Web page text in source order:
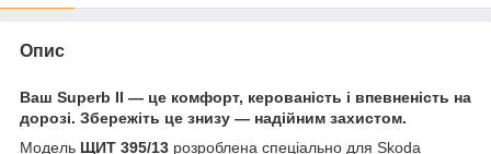
Опис
Ваш Superb II — це комфорт, керованість і впевненість на
дорозі. Збережіть це знизу — надійним захистом.
Модель ЩИТ 395/13 розроблена спеціально для Skoda